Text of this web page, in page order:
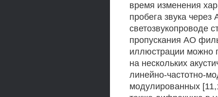
время изменения
пробега звука
светозвукопроводе
пропускания АО
иллюстрации можно
на нескольких
линейно-частотно-
модулированных